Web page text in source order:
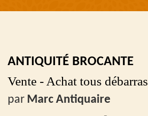
ANTIQUITÉ BROCANTE
Vente - Achat tous débarras
par Marc Antiquaire